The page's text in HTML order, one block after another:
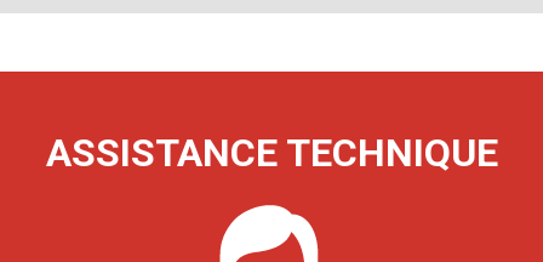
ASSISTANCE TECHNIQUE